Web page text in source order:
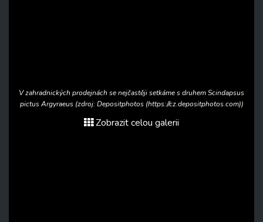
V zahradnických prodejnách se nejčastěji setkáme s druhem Scindapsus
pictus Argyraeus (zdroj: Depositphotos (https://cz.depositphotos.com))
Zobrazit celou galerii